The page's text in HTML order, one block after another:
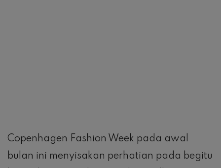
Copenhagen Fashion Week pada awal
bulan ini menyisakan perhatian pada begitu